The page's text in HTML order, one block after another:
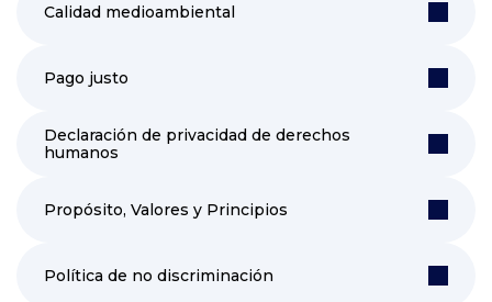
Calidad medioambiental
Pago justo
Declaración de privacidad de derechos
humanos
Propósito, Valores y Principios
Política de no discriminación